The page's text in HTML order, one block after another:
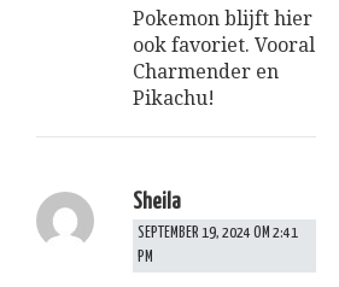
Pokemon blijft hier
ook favoriet. Vooral
Charmender en
Pikachu!
Sheila
SEPTEMBER 19, 2024 OM 2:41
PM